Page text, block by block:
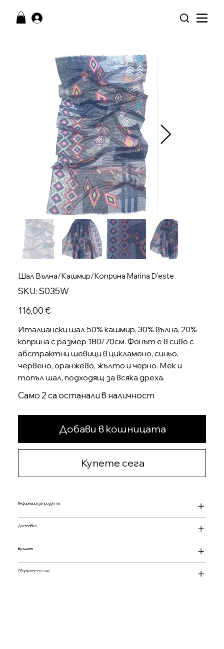
Шал Вълна/Кашмир/Коприна Marina D'este
SKU: SKU
S035W
S035W
Цена
116,00 €
Италиански шал 50% кашмир, 30% вълна, 20%
коприна с размер 180/70см. Фонът е в сиво с
абстрактни шевици в цикламено, синьо,
червено, оранжево, жълто и черно. Мек и
топъл шал, подходящ за всяка дреха.
Само 2 са останали в наличност
Добави в кошницата
Купете сега
Информация за продукта
Доставка
Връщане
Свържете се с нас